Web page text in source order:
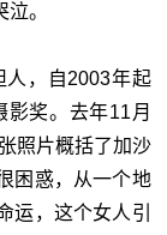
。
人，自2003年起
奖。去年11月
照片概括了加沙
困惑，从一个地
运，这个女人引